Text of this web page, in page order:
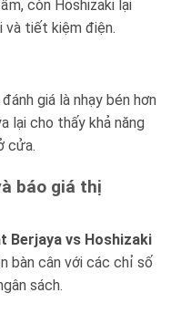
còn Hoshizaki lại
và tiết kiệm điện.
giá là nhạy bén hơn
lại cho thấy khả năng
cửa.
báo giá thị
Berjaya vs Hoshizaki
bàn cân với các chỉ số
sách.